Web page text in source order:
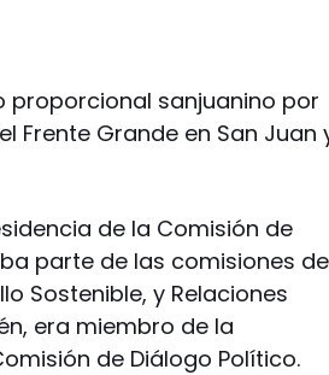
proporcional sanjuanino por
Frente Grande en San Juan
de la Comisión de
parte de las comisiones de
Sostenible, y Relaciones
era miembro de la
de Diálogo Político.